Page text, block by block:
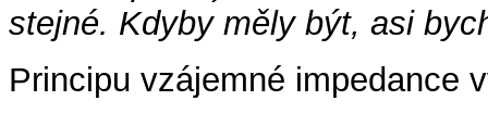
stejné. Kdyby měly být, asi
Principu vzájemné impedance